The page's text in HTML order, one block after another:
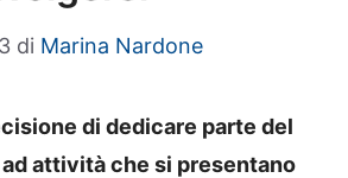
di Marina Nardone
di dedicare parte del
attività che si presentano